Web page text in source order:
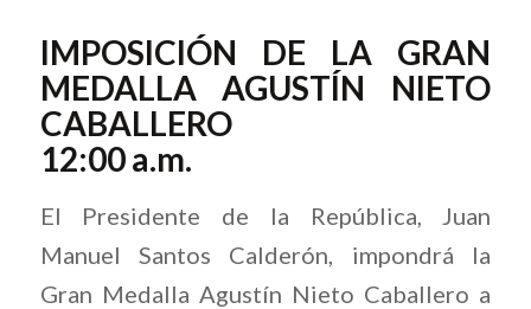
IMPOSICIÓN DE LA GRAN
MEDALLA AGUSTÍN NIETO
CABALLERO
12:00 a.m.
El Presidente de la República, Juan
Manuel Santos Calderón, impondrá la
Gran Medalla Agustín Nieto Caballero a